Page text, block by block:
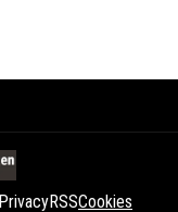
PrivacyRSSCookies